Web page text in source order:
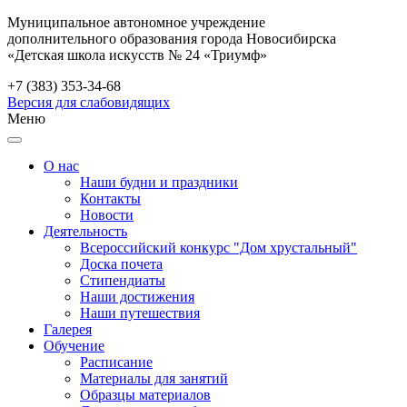
Муниципальное автономное учреждение
дополнительного образования города Новосибирска
«Детская школа искусств № 24 «Триумф»
+7 (383) 353-34-68
Версия для слабовидящих
Меню
О нас
Наши будни и праздники
Контакты
Новости
Деятельность
Всероссийский конкурс "Дом хрустальный"
Доска почета
Стипендиаты
Наши достижения
Наши путешествия
Галерея
Обучение
Расписание
Материалы для занятий
Образцы материалов